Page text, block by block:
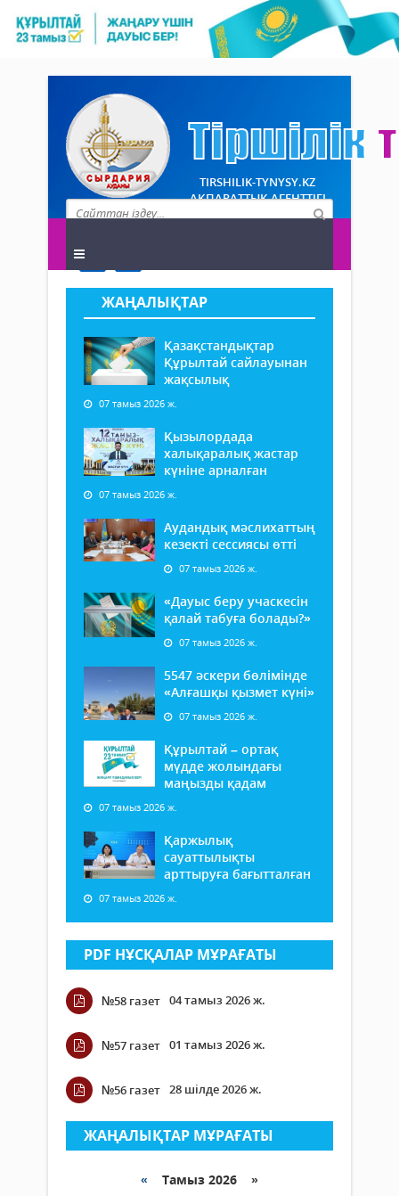
TIRSHILIK-TYNYSY.KZ
АҚПАРАТТЫҚ АГЕНТТІГІ
ЖАҢАЛЫҚТАР
Қазақстандықтар
Құрылтай сайлауынан
жақсылық
07 тамыз 2026 ж.
Қызылордада
халықаралық жастар
күніне арналған
07 тамыз 2026 ж.
Аудандық мәслихаттың
кезекті сессиясы өтті
07 тамыз 2026 ж.
«Дауыс беру учаскесін
қалай табуға болады?»
07 тамыз 2026 ж.
5547 әскери бөлімінде
«Алғашқы қызмет күні»
07 тамыз 2026 ж.
Құрылтай – ортақ
мүдде жолындағы
маңызды қадам
07 тамыз 2026 ж.
Қаржылық
сауаттылықты
арттыруға бағытталған
07 тамыз 2026 ж.
PDF НҰСҚАЛАР МҰРАҒАТЫ
№58 газет 04 тамыз 2026 ж.
№57 газет 01 тамыз 2026 ж.
№56 газет 28 шілде 2026 ж.
ЖАҢАЛЫҚТАР МҰРАҒАТЫ
« Тамыз 2026 »